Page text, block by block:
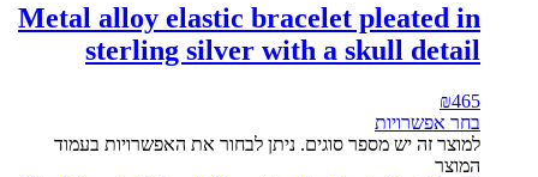
Metal alloy elastic bracelet pleated in
sterling silver with a skull detail
₪465
בחר אפשרויות
למוצר זה יש מספר סוגים. ניתן לבחור את האפשרויות בעמוד
המוצר